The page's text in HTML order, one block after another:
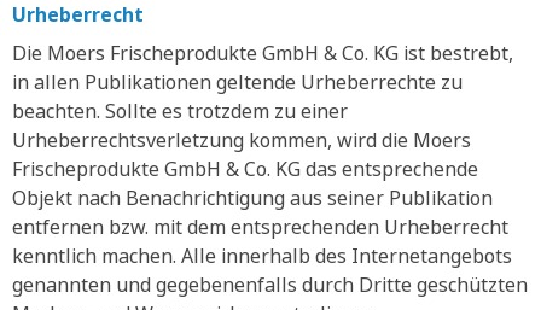
Urheberrecht
Die Moers Frischeprodukte GmbH & Co. KG ist bestrebt,
in allen Publikationen geltende Urheberrechte zu
beachten. Sollte es trotzdem zu einer
Urheberrechtsverletzung kommen, wird die Moers
Frischeprodukte GmbH & Co. KG das entsprechende
Objekt nach Benachrichtigung aus seiner Publikation
entfernen bzw. mit dem entsprechenden Urheberrecht
kenntlich machen. Alle innerhalb des Internetangebots
genannten und gegebenenfalls durch Dritte geschützten